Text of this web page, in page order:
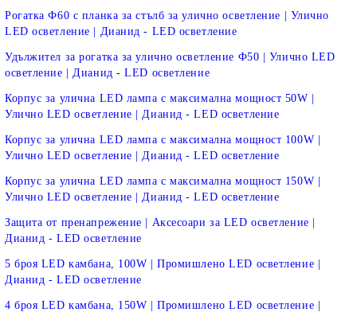
Рогатка Ф60 с планка за стълб за улично осветление | Улично
LED осветление | Дианид - LED осветление
Удължител за рогатка за улично осветление Ф50 | Улично LED
осветление | Дианид - LED осветление
Корпус за улична LED лампа с максимална мощност 50W |
Улично LED осветление | Дианид - LED осветление
Корпус за улична LED лампа с максимална мощност 100W |
Улично LED осветление | Дианид - LED осветление
Корпус за улична LED лампа с максимална мощност 150W |
Улично LED осветление | Дианид - LED осветление
Защита от пренапрежение | Аксесоари за LED осветление |
Дианид - LED осветление
5 броя LED камбана, 100W | Промишлено LED осветление |
Дианид - LED осветление
4 броя LED камбана, 150W | Промишлено LED осветление |